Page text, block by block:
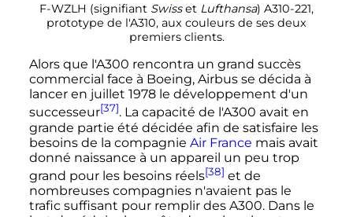
F-WZLH (signifiant Swisset Lufthansa) A310-221,
prototype de l'A310, aux couleurs de ses deux
premiers clients.
Alors que l'A300 rencontra un grand succès
commercial face à Boeing, Airbus se décida à
lancer en juillet 1978le développement d'un
successeur[37]. La capacité de l'A300 avait en
grande partie été décidée afin de satisfaire les
besoins de la compagnie Air France mais avait
donné naissance à un appareil un peu trop
grand pour les besoins réels[38] et de
nombreuses compagnies n'avaient pas le
trafic suffisant pour remplir des A300. Dans le